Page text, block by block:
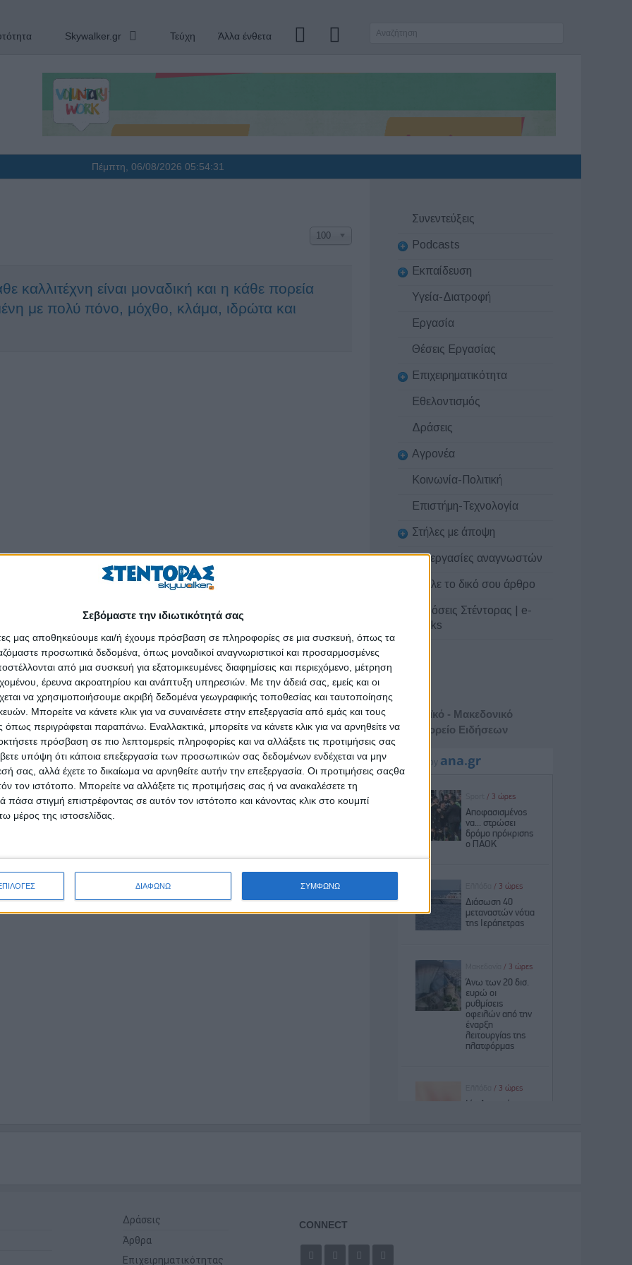
Σεβόμαστε την ιδιωτικότητά σας
μας αποθηκεύουμε και/ή έχουμε πρόσβαση σε πληροφορίες σε μια συσκευή, όπως τα
προσωπικά δεδομένα, όπως μοναδικοί αναγνωριστικοί και προσαρμοσμένες
από μια συσκευή για εξατομικευμένες διαφημίσεις και περιεχόμενο, μέτρηση
έρευνα ακροατηρίου και ανάπτυξη υπηρεσιών. Με την άδειά σας, εμείς και οι
να χρησιμοποιήσουμε ακριβή δεδομένα γεωγραφικής τοποθεσίας και ταυτοποίησης
Μπορείτε να κάνετε κλικ για να συναινέσετε στην επεξεργασία από εμάς και τους
περιγράφεται παραπάνω. Εναλλακτικά, μπορείτε να κάνετε κλικ για να αρνηθείτε να
πρόσβαση σε πιο λεπτομερείς πληροφορίες και να αλλάξετε τις προτιμήσεις σας
υπόψη ότι κάποια επεξεργασία των προσωπικών σας δεδομένων ενδέχεται να μην
σας, αλλά έχετε το δικαίωμα να αρνηθείτε αυτήν την επεξεργασία. Οι προτιμήσεις σαςθα
τον ιστότοπο. Μπορείτε να αλλάξετε τις προτιμήσεις σας ή να ανακαλέσετε τη
στιγμή επιστρέφοντας σε αυτόν τον ιστότοπο και κάνοντας κλικ στο κουμπί
μέρος της ιστοσελίδας.
ΔΙΑΦΩΝΩ ΣΥΜΦΩΝΩ
Skywalker.gr Τεύχη Άλλα ένθετα
Πέμπτη, 06/08/2026 05:54:31
100
καλλιτέχνη είναι μοναδική και η κάθε πορεία
με πολύ πόνο, μόχθο, κλάμα, ιδρώτα και
Συνεντεύξεις
Podcasts
Εκπαίδευση
Υγεία-Διατροφή
Εργασία
Θέσεις Εργασίας
Επιχειρηματικότητα
Εθελοντισμός
Δράσεις
Αγρονέα
Κοινωνία-Πολιτική
Επιστήμη-Τεχνολογία
Στήλες με άποψη
Συνεργασίες αναγνωστών
Στείλε το δικό σου άρθρο
Εκδόσεις Στέντορας | e-
books
Αθηναϊκό - Μακεδονικό
Πρακτορείο Ειδήσεων
Δράσεις
Άρθρα
Επιχειρηματικότητας
CONNECT